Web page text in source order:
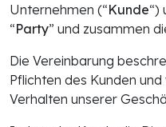
Unternehmen (“Kunde“)
“Party” und zusammen
Die Vereinbarung
Pflichten des Kunden
Verhalten unserer